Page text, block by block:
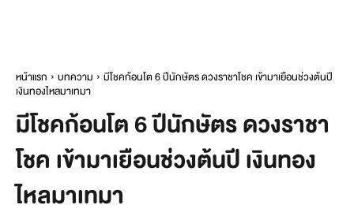
หน้าแรก บทความ
มีโชคก้อนโต 6 ปีนักษัตร ดวงราชาโชค เข้ามาเยือนช่วงต้นปี
เงินทองไหลมาเทมา
มีโชคก้อนโต 6 ปีนักษัตร ดวงราชา
โชค เข้ามาเยือนช่วงต้นปี เงินทอง
ไหลมาเทมา